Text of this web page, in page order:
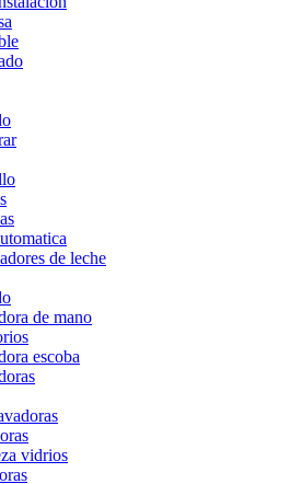
de leche
de mano
escoba
vidrios